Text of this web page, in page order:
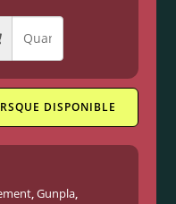
DISPONIBLE
,Gunpla